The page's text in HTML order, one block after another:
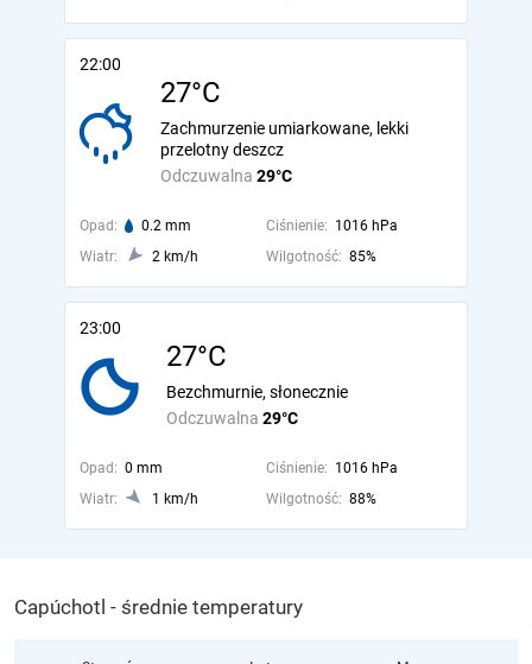
22:00
27°C
Odczuwalna 29°C
Zachmurzenie umiarkowane, lekki
przelotny deszcz
Opad: 0.2 mm Ciśnienie: 1016 hPa
Wiatr:
2 km/h Wilgotność: 85%
23:00
27°C
Odczuwalna 29°C
Bezchmurnie, słonecznie
Opad: 0 mm Ciśnienie: 1016 hPa
Wiatr:
1 km/h Wilgotność: 88%
Capúchotl - średnie temperatury